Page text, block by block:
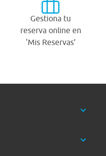
Gestiona tu
reserva online en
‘Mis Reservas’